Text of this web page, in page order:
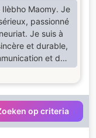
Ilèbho Maomy. Je
passionné
Je suis à
et durable,
et des
cette vision
n’hésitez pas
op criteria